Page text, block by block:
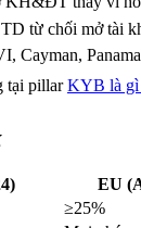
từ chối mở tài
Cayman,
tại pillar KYB là
EU
≥25%